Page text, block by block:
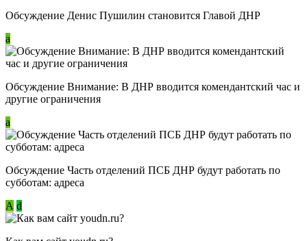
Обсуждение Денис Пушилин становится Главой ДНР
a
Обсуждение Внимание: В ДНР вводится комендантский час и
другие ограничения
a
Обсуждение Часть отделений ПСБ ДНР будут работать по
субботам: адреса
А d